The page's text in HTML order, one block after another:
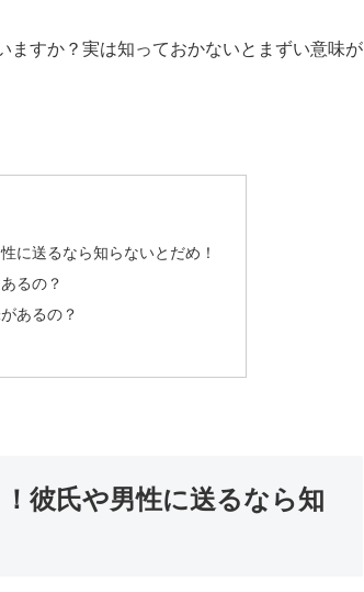
ますか？実は知っておかないとまずい意味が
に送るなら知らないとだめ！
るの？
あるの？
彼氏や男性に送るなら知